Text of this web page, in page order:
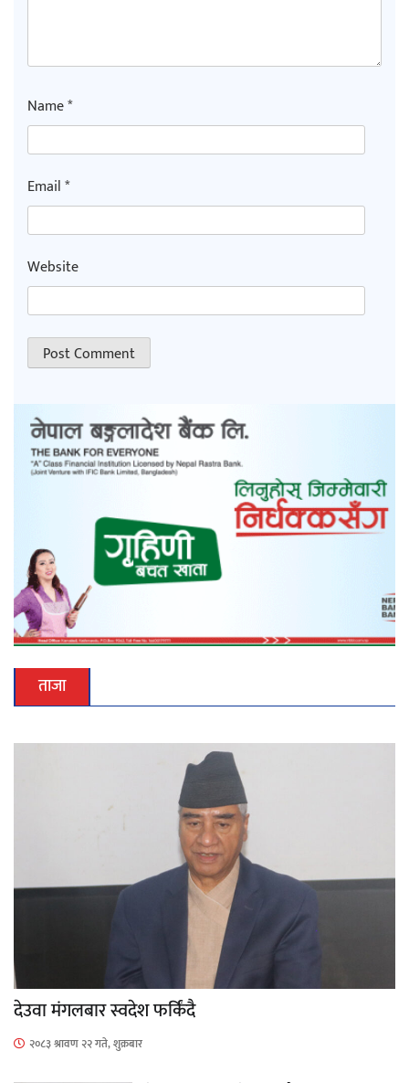
Name*
Email*
Website
ताजा
देउवा मंगलबार स्वदेश फर्किंदै
२०८३ श्रावण २२ गते, शुक्रबार